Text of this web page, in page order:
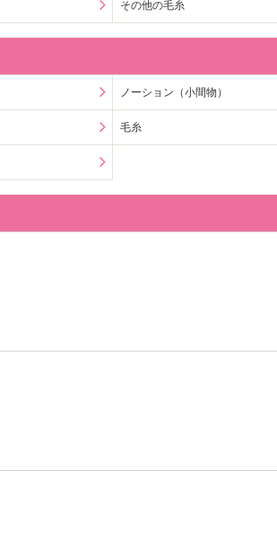
その他の毛糸
ノーション（小間物）
毛糸